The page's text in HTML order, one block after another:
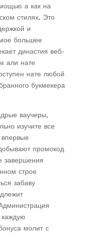
а как на
стилях. Это
и
большее
династия веб-
али нате
нате любой
букмекера
ваучеры,
изучите все
промокод
завершения
строе
забаву
молит с